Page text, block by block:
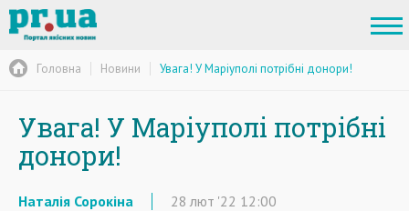
Головна Новини Увага! У Маріуполі потрібні донори!
Увага! У Маріуполі потрібні
донори!
Наталія Сорокіна 28 лют '22 12:00